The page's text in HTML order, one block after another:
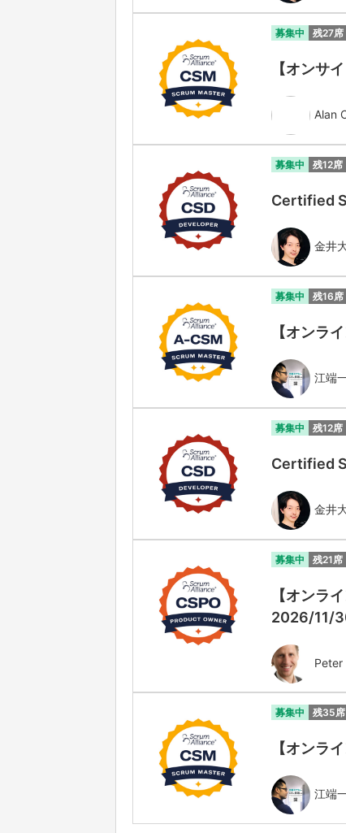
募集中 残27席
【オンサ
Alan
募集中 残12席
Certified
金井
募集中 残16席
【オンラ
江端
募集中 残12席
Certified
金井
募集中 残21席
【オンラ
2026/11/
Peter
募集中 残35席
【オンラ
江端